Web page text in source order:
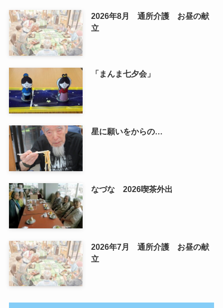
2026年8月 通所介護 お昼の献
立
「まんま七夕会」
星に願いをからの…
なづな 2026喫茶外出
2026年7月 通所介護 お昼の献
立